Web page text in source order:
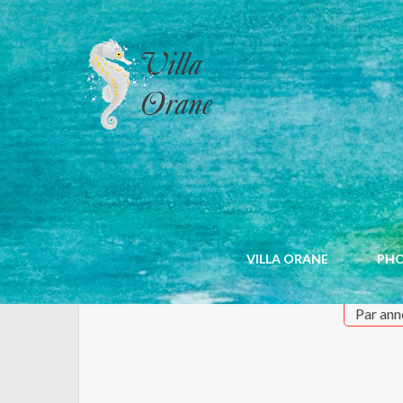
VILLA ORANE
CALENDRIER
Par